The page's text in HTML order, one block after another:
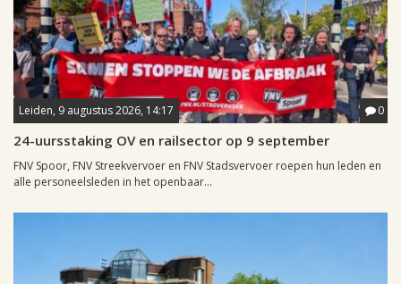
Leiden, 9 augustus 2026, 14:17 0
24-uursstaking OV en railsector op 9 september
FNV Spoor, FNV Streekvervoer en FNV Stadsvervoer roepen hun leden en
alle personeelsleden in het openbaar...